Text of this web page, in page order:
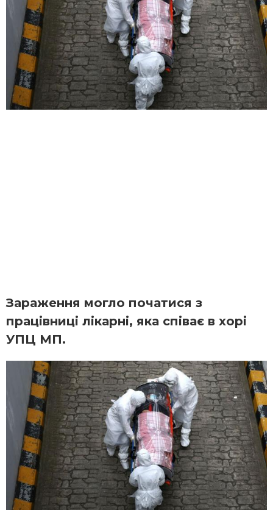
Зараження могло початися з
працівниці лікарні, яка співає в хорі
УПЦ МП.